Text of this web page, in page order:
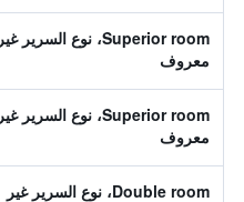
Superior room، نوع السرير غير
معروف
Superior room، نوع السرير غير
معروف
Double room، نوع السرير غير